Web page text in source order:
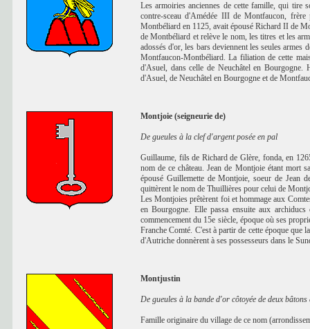
Les armoiries anciennes de cette famille, qui tire
contre-sceau d'Amédée III de Montfaucon,
Montbéliard en 1125, avait épousé Richard II de
de Montbéliard et relève le nom, les titres et les
adossés d'or, les bars deviennent les seules
Montfaucon-Montbéliard. La filiation de cette
d'Asuel, dans celle de Neuchâtel en Bourgogne.
d'Asuel, de Neuchâtel en Bourgogne et de
Montjoie (seigneurie de)
De gueules à la clef d'argent posée en pal
Guillaume, fils de Richard de Glère, fonda, en
nom de ce château. Jean de Montjoie étant mort
épousé Guillemette de Montjoie, soeur de Jean
quittèrent le nom de Thuillières pour celui de
Les Montjoies prêtèrent foi et hommage aux
en Bourgogne. Elle passa ensuite aux
commencement du 15e siècle, époque où ses
Franche Comté. C'est à partir de cette époque que
d'Autriche donnèrent à ses possesseurs dans le
Montjustin
De gueules à la bande d'or côtoyée de deux bâtons
Famille originaire du village de ce nom